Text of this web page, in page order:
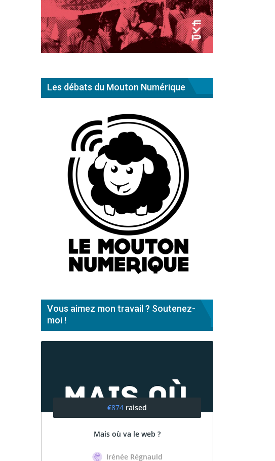
Les débats du Mouton Numérique
Vous aimez mon travail ? Soutenez-
moi !